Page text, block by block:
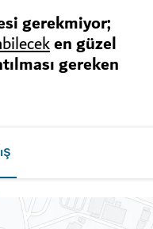
gerekmiyor;
en güzel
gereken